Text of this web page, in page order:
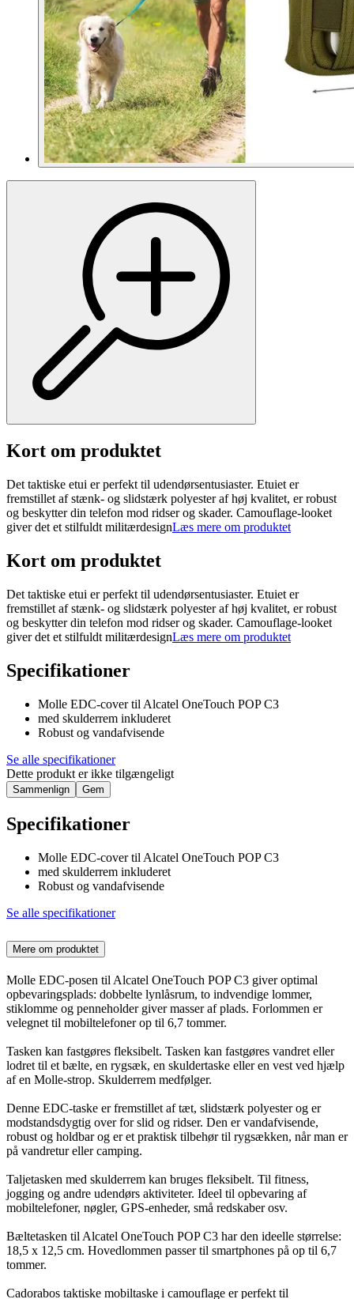
Kort om produktet
Det taktiske etui er perfekt til udendørsentusiaster. Etuiet er
fremstillet af stænk- og slidstærk polyester af høj kvalitet, er robust
og beskytter din telefon mod ridser og skader. Camouflage-looket
giver det et stilfuldt militærdesignLæs mere om produktet
Kort om produktet
Det taktiske etui er perfekt til udendørsentusiaster. Etuiet er
fremstillet af stænk- og slidstærk polyester af høj kvalitet, er robust
og beskytter din telefon mod ridser og skader. Camouflage-looket
giver det et stilfuldt militærdesignLæs mere om produktet
Specifikationer
Molle EDC-cover til Alcatel OneTouch POP C3
med skulderrem inkluderet
Robust og vandafvisende
Se alle specifikationer
Dette produkt er ikke tilgængeligt
Sammenlign Gem
Specifikationer
Molle EDC-cover til Alcatel OneTouch POP C3
med skulderrem inkluderet
Robust og vandafvisende
Se alle specifikationer
Mere om produktet
Molle EDC-posen til Alcatel OneTouch POP C3 giver optimal
opbevaringsplads: dobbelte lynlåsrum, to indvendige lommer,
stiklomme og penneholder giver masser af plads. Forlommen er
velegnet til mobiltelefoner op til 6,7 tommer.
Tasken kan fastgøres fleksibelt. Tasken kan fastgøres vandret eller
lodret til et bælte, en rygsæk, en skuldertaske eller en vest ved hjælp
af en Molle-strop. Skulderrem medfølger.
Denne EDC-taske er fremstillet af tæt, slidstærk polyester og er
modstandsdygtig over for slid og ridser. Den er vandafvisende,
robust og holdbar og er et praktisk tilbehør til rygsækken, når man er
på vandretur eller camping.
Taljetasken med skulderrem kan bruges fleksibelt. Til fitness,
jogging og andre udendørs aktiviteter. Ideel til opbevaring af
mobiltelefoner, nøgler, GPS-enheder, små redskaber osv.
Bæltetasken til Alcatel OneTouch POP C3 har den ideelle størrelse:
18,5 x 12,5 cm. Hovedlommen passer til smartphones på op til 6,7
tommer.
Cadorabos taktiske mobiltaske i camouflage er perfekt til